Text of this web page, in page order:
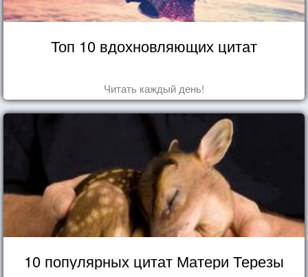
Топ 10 вдохновляющих цитат
Читать каждый день!
10 популярных цитат Матери Терезы